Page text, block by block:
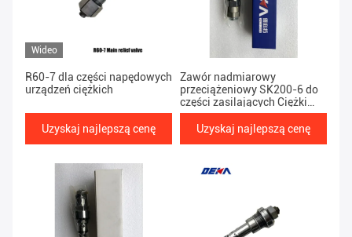
Wideo
R60-7 dla części napędowych
urządzeń ciężkich
Uzyskaj najlepszą cenę
Zawór nadmiarowy
przeciążeniowy SK200-6 do
części zasilających Ciężki
sprzęt KOPARKA Część
zamienna hydraulicznej
Uzyskaj najlepszą cenę